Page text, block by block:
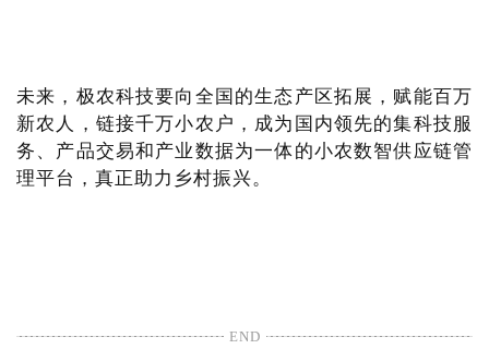
未来，极农科技要向全国的生态产区拓展，赋能百万
新农人，链接千万小农户，成为国内领先的集科技服
务、产品交易和产业数据为一体的小农数智供应链管
理平台，真正助力乡村振兴。
END